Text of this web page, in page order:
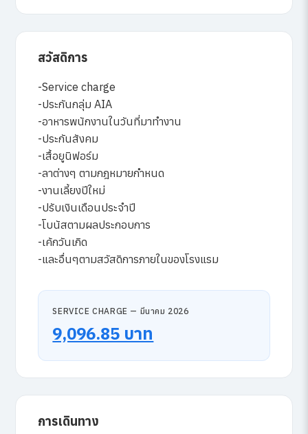
สวัสดิการ
-Service charge
-ประกันกลุ่ม AIA
-อาหารพนักงานในวันที่มาทำงาน
-ประกันสังคม
-เสื้อยูนิฟอร์ม
-ลาต่างๆ ตามกฎหมายกำหนด
-งานเลี้ยงปีใหม่
-ปรับเงินเดือนประจำปี
-โบนัสตามผลประกอบการ
-เค้กวันเกิด
-และอื่นๆตามสวัสดิการภายในของโรงแรม
SERVICE CHARGE — มีนาคม 2026
9,096.85 บาท
การเดินทาง